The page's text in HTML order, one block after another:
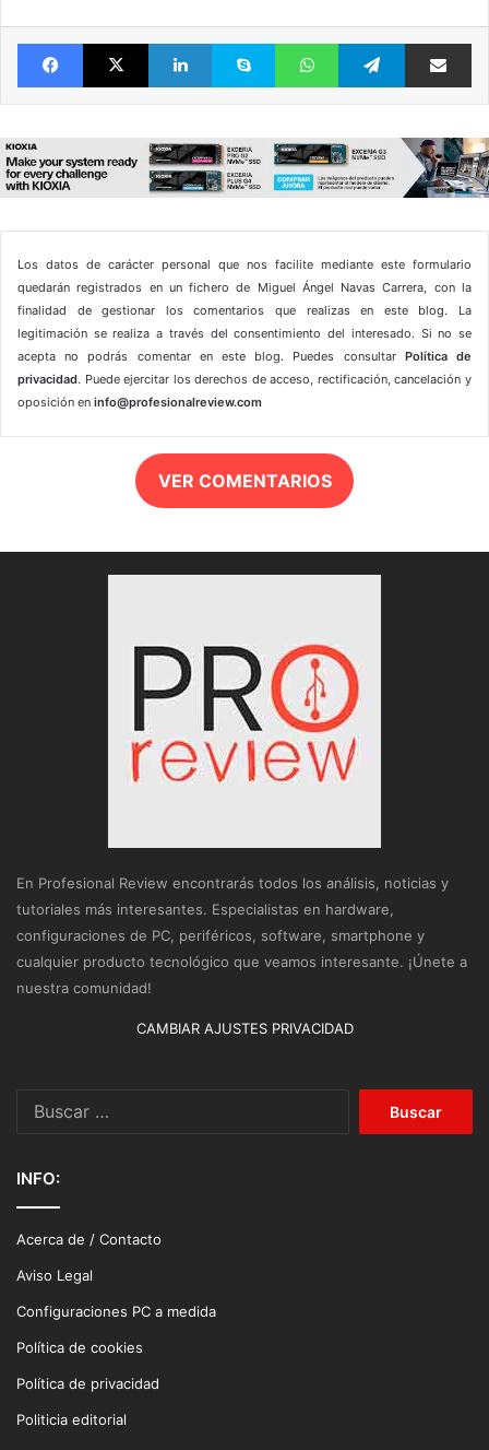
FacebookX LinkedIn Skype WhatsAppTelegram
Los datos de carácter personal que nos facilite mediante este formulario
quedarán registrados en un fichero de Miguel Ángel Navas Carrera, con la
finalidad de gestionar los comentarios que realizas en este blog. La
legitimación se realiza a través del consentimiento del interesado. Si no se
acepta no podrás comentar en este blog. Puedes consultar Política de
privacidad. Puede ejercitar los derechos de acceso, rectificación, cancelación y
oposición en info@profesionalreview.com
VER COMENTARIOS
En Profesional Review encontrarás todos los análisis, noticias y
tutoriales más interesantes. Especialistas en hardware,
configuraciones de PC, periféricos, software, smartphone y
cualquier producto tecnológico que veamos interesante. ¡Únete a
nuestra comunidad!
CAMBIAR AJUSTES PRIVACIDAD
INFO:
Acerca de / Contacto
Aviso Legal
Configuraciones PC a medida
Política de cookies
Política de privacidad
Politicia editorial